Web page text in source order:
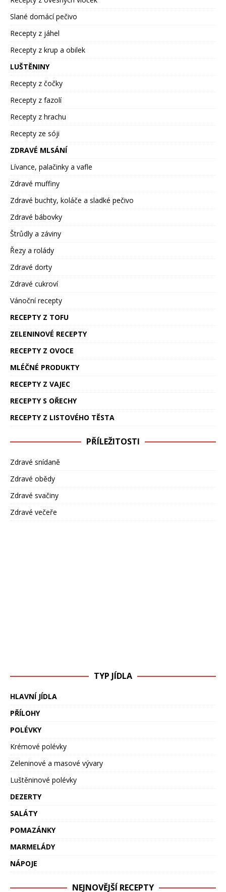
Slané domácí pečivo
Recepty z jáhel
Recepty z krup a obilek
LUŠTĚNINY
Recepty z čočky
Recepty z fazolí
Recepty z hrachu
Recepty ze sóji
ZDRAVÉ MLSÁNÍ
Lívance, palačinky a vafle
Zdravé muffiny
Zdravé buchty, koláče a sladké pečivo
Zdravé bábovky
Štrůdly a záviny
Řezy a rolády
Zdravé dorty
Zdravé cukroví
Vánoční recepty
RECEPTY Z TOFU
ZELENINOVÉ RECEPTY
RECEPTY Z OVOCE
MLÉČNÉ PRODUKTY
RECEPTY Z VAJEC
RECEPTY S OŘECHY
RECEPTY Z LISTOVÉHO TĚSTA
PŘÍLEŽITOSTI
Zdravé snídaně
Zdravé obědy
Zdravé svačiny
Zdravé večeře
TYP JÍDLA
HLAVNÍ JÍDLA
PŘÍLOHY
POLÉVKY
Krémové polévky
Zeleninové a masové vývary
Luštěninové polévky
DEZERTY
SALÁTY
POMAZÁNKY
MARMELÁDY
NÁPOJE
NEJNOVĚJŠÍ RECEPTY